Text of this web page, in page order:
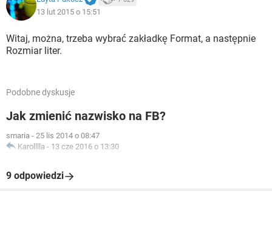
13 lut 2015 o 15:51
Witaj, można, trzeba wybrać zakładkę Format, a następnie
Rozmiar liter.
Podobne dyskusje
Jak zmienić nazwisko na FB?
smaria - 25 lis 2014 o 08:47
Karolllla - 13 cze 2016 o 13:30
9 odpowiedzi